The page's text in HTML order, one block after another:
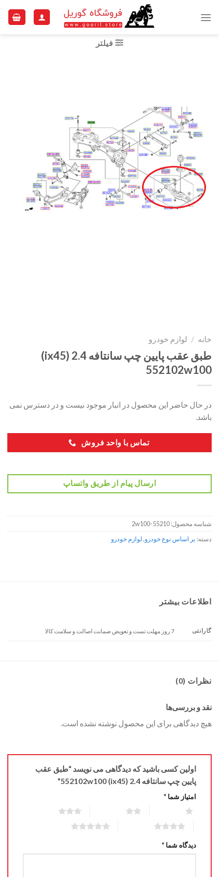
فیلتر
خانه / لوازم خودرو
طبق عقب پایین چپ سانتافه 2.4 (ix45)
552102w100
در حال حاضر این محصول در انبار موجود نیست و در دسترس نمی
باشد.
تماس با واحد فروش
ارسال پیام از طریق واتساپ
شناسه محصول:55210-2w100
دسته: بر اساس نوع خودرو,لوازم خودرو
اطلاعات بیشتر
گارانتی 7 روز مهلت تست و تعویض ضمانت اصالت و سلامت کالا
نظرات (0)
نقد و بررسی‌ها
هیچ دیدگاهی برای این محصول نوشته نشده است.
اولین کسی باشید که دیدگاهی می نویسد “طبق عقب
پایین چپ سانتافه 2.4 (ix45) 552102w100”
امتیاز شما *
دیدگاه شما *